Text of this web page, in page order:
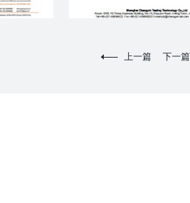
上一篇 下一篇